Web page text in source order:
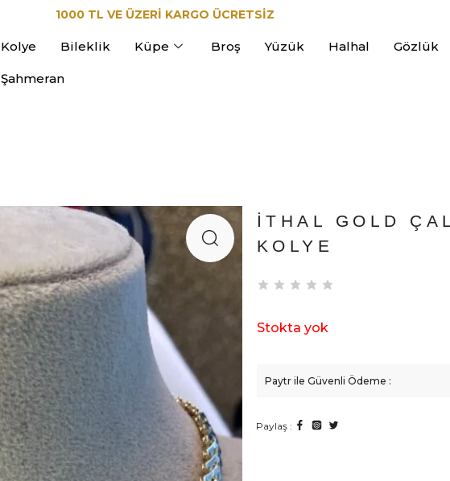
1000 TL VE ÜZERİ KARGO ÜCRETSİZ
Kolye Bileklik Küpe Broş Yüzük Halhal Gözlük
Şahmeran
İTHAL GOLD
KOLYE
Stokta yok
Paytr ile Güvenli Ödeme :
Paylaş :